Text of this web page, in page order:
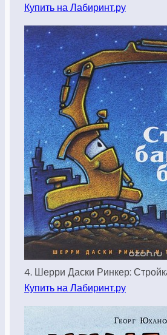
Купить на Лабиринт.ру
4. Шерри Даски Ринкер:
Купить на Лабиринт.ру